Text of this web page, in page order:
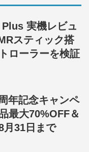
実機レビュ
スティック搭
ローラーを検証
年記念キャンペ
最大70%OFF＆
月31日まで